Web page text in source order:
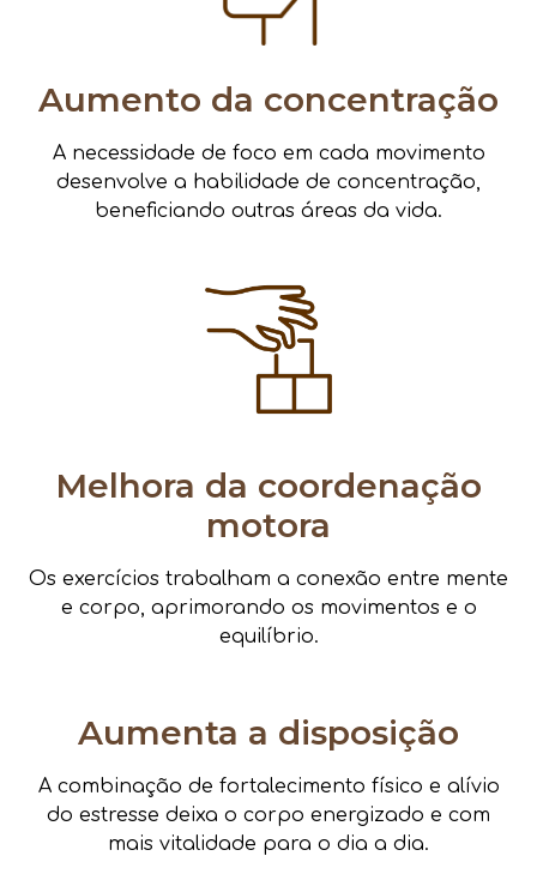
Aumento da concentração
A necessidade de foco em cada movimento
desenvolve a habilidade de concentração,
beneficiando outras áreas da vida.
Melhora da coordenação
motora
Os exercícios trabalham a conexão entre mente
e corpo, aprimorando os movimentos e o
equilíbrio.
Aumenta a disposição
A combinação de fortalecimento físico e alívio
do estresse deixa o corpo energizado e com
mais vitalidade para o dia a dia.